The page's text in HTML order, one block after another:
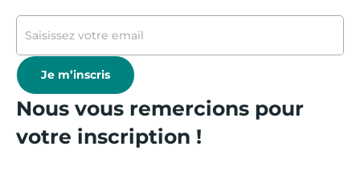
Je m’inscris
Nous vous remercions pour
votre inscription !